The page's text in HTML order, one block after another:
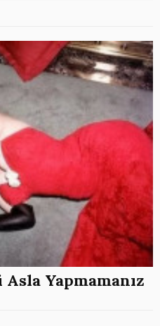
Yapmamanız